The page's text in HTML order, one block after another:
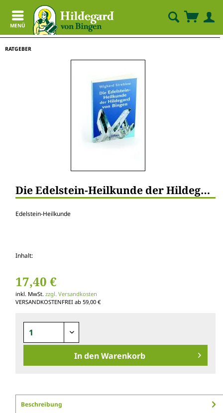
MENÜ
RATGEBER
Die Edelstein-Heilkunde der Hildegard
Edelstein-Heilkunde
Inhalt:
17,40 €
inkl. MwSt. zzgl. Versandkosten
VERSANDKOSTENFREI ab 59,00 €
In den Warenkorb
Beschreibung